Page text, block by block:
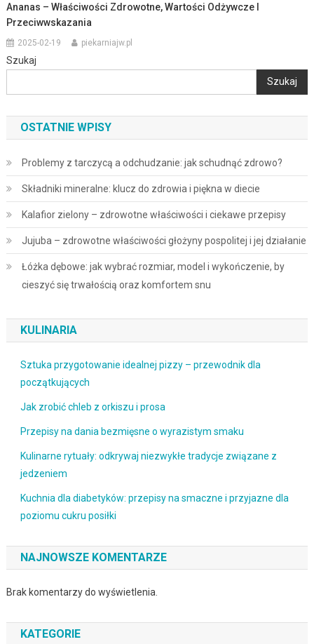
Ananas – Właściwości Zdrowotne, Wartości Odżywcze I
Przeciwwskazania
2025-02-19 piekarniajw.pl
Szukaj
Szukaj
OSTATNIE WPISY
Problemy z tarczycą a odchudzanie: jak schudnąć zdrowo?
Składniki mineralne: klucz do zdrowia i piękna w diecie
Kalafior zielony – zdrowotne właściwości i ciekawe przepisy
Jujuba – zdrowotne właściwości głożyny pospolitej i jej działanie
Łóżka dębowe: jak wybrać rozmiar, model i wykończenie, by
cieszyć się trwałością oraz komfortem snu
KULINARIA
Sztuka przygotowanie idealnej pizzy – przewodnik dla
początkujących
Jak zrobić chleb z orkiszu i prosa
Przepisy na dania bezmięsne o wyrazistym smaku
Kulinarne rytuały: odkrywaj niezwykłe tradycje związane z
jedzeniem
Kuchnia dla diabetyków: przepisy na smaczne i przyjazne dla
poziomu cukru posiłki
NAJNOWSZE KOMENTARZE
Brak komentarzy do wyświetlenia.
KATEGORIE